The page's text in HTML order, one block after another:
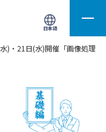
日本語
サイト内検索(Enterで実行)
)・21日(水)開催「画像処理